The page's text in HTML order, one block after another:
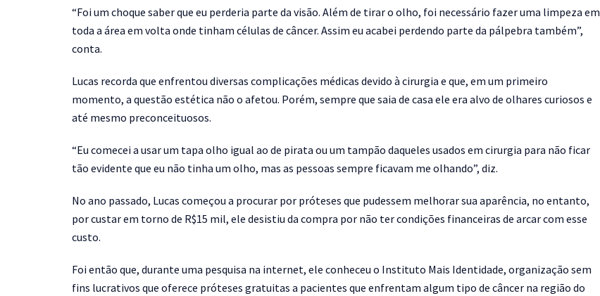
“Foi um choque saber que eu perderia parte da visão. Além de tirar o olho, foi necessário fazer uma limpeza em
toda a área em volta onde tinham células de câncer. Assim eu acabei perdendo parte da pálpebra também”,
conta.
Lucas recorda que enfrentou diversas complicações médicas devido à cirurgia e que, em um primeiro
momento, a questão estética não o afetou. Porém, sempre que saia de casa ele era alvo de olhares curiosos e
até mesmo preconceituosos.
“Eu comecei a usar um tapa olho igual ao de pirata ou um tampão daqueles usados em cirurgia para não ficar
tão evidente que eu não tinha um olho, mas as pessoas sempre ficavam me olhando”, diz.
No ano passado, Lucas começou a procurar por próteses que pudessem melhorar sua aparência, no entanto,
por custar em torno de R$15 mil, ele desistiu da compra por não ter condições financeiras de arcar com esse
custo.
Foi então que, durante uma pesquisa na internet, ele conheceu o Instituto Mais Identidade, organização sem
fins lucrativos que oferece próteses gratuitas a pacientes que enfrentam algum tipo de câncer na região do